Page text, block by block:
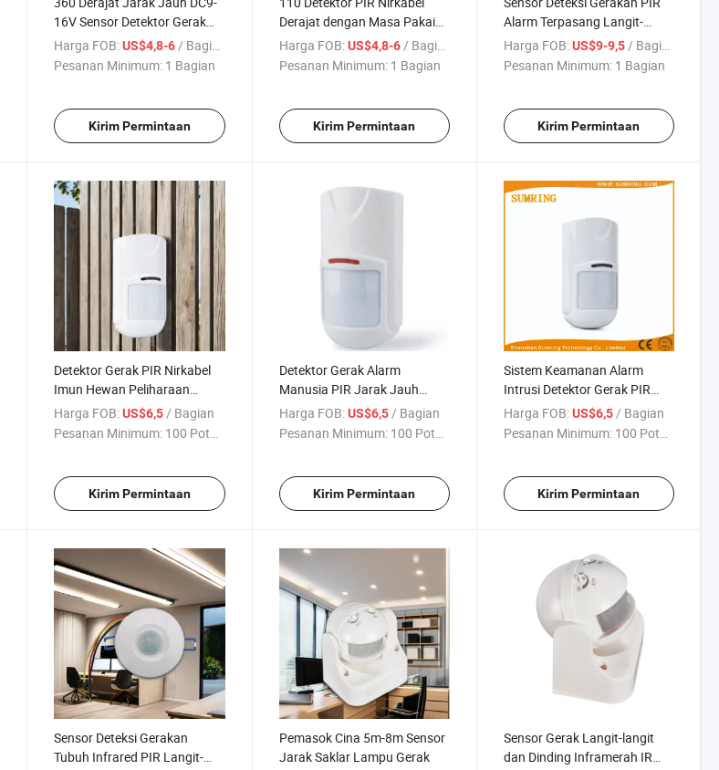
16V Sensor Detektor Gerak
PIR Digunakan untuk Sistem
Alarm
Harga FOB: US$4,8-6 / Bagian
Pesanan Minimum: 1 Bagian
Kirim Permintaan
Derajat dengan Masa Pakai
Baterai yang Lama
Harga FOB: US$4,8-6 / Bagian
Pesanan Minimum: 1 Bagian
Kirim Permintaan
Alarm Terpasang Langit-
langit Stabilitas Tinggi 360
Derajat
Harga FOB: US$9-9,5 / Bagian
Pesanan Minimum: 1 Bagian
Kirim Permintaan
Detektor Gerak PIR Nirkabel
Imun Hewan Peliharaan
Dalam Ruangan
Harga FOB: US$6,5 / Bagian
Pesanan Minimum: 100 Potong
Kirim Permintaan
Detektor Gerak Alarm
Manusia PIR Jarak Jauh
dengan Kekebalan Hewan
Peliharaan
Harga FOB: US$6,5/ Bagian
Pesanan Minimum: 100 Potong
Kirim Permintaan
Sistem Keamanan Alarm
Intrusi Detektor Gerak PIR
Tahan Hewan Peliharaan
Harga FOB: US$6,5/ Bagian
Pesanan Minimum: 100 Potong
Kirim Permintaan
Sensor Deteksi Gerakan
Tubuh Infrared PIR Langit-
Pemasok Cina 5m-8m Sensor
Jarak Saklar Lampu Gerak
Sensor Gerak Langit-langit
dan Dinding Inframerah IR